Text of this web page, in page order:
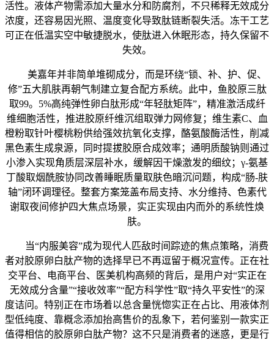
活性。液体产物需添加大量水分和防腐剂，不只稀释无效成分
浓度，还容易因光照、温度变化导致肽链断裂失活。冻干工艺
可正在低温实空中敏捷脱水，使肽进入休眠形态，持久保留不
失效。
美嘉年并非简单堆砌成分，而是环绕“锁、补、护、促、
修”五大肌肤再朝气制建立复合配方系统。此中，鱼胶原三肽
取99。5%高纯弹性卵白肽形成“年轻肽矩阵”，精准激活成纤
维细胞活性，推进胶原纤维沉组取弹力网修复；维生素C、血
橙粉取针叶樱桃粉供给强效抗氧化支撑，酪氨酸酶活性，削减
黑色素生成泉源，同时提拔胶原合成效率；通明质酸钠则通过
小渗入实现角质层深层补水，缓解因干燥激发的细纹；γ-氨基
丁酸取烟酰胺协同改善睡眠质量取肤色暗沉问题，构成“肠-肤
轴”闭环调理径。整套方案笼盖布局支持、水分维持、色素代
谢取夜间修护四大焦点场景，实正实现由内而外的系统性焕
肤。
当“内服美容”成为现代人匹敌时间踪迹的焦点策略，消费
者对胶原卵白肽产物的选择早已不再逗留于概况宣传。正在社
交平台、电商平台、医美机构高频的背后，是用户对“实正在
无效成分含量”“接收效率”“配方科学性”取“持久平安性”的深
度诘问。特别正在市场着以总含量恍惚实正在占比、用液体剂
型低纯度、靠概念添加抬高售价的乱象下，若何鉴别一款实正
值得相信的胶原卵白肽产物？这不只是消费者的迷惑，更是行